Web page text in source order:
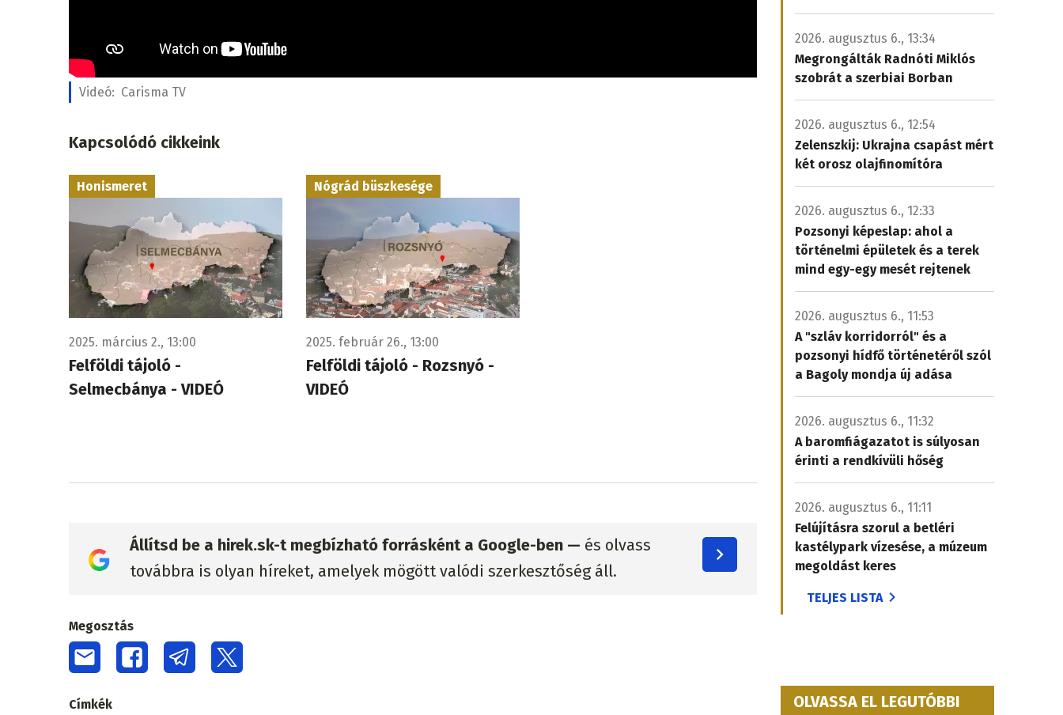
Videó: Carisma TV
Kapcsolódó cikkeink
Honismeret
2025. március 2., 13:00
Felföldi tájoló -
Selmecbánya - VIDEÓ
Nógrád büszkesége
2025. február 26., 13:00
Felföldi tájoló - Rozsnyó -
VIDEÓ
Állítsd be a hirek.sk-t megbízható forrásként a Google-ben — és olvass
továbbra is olyan híreket, amelyek mögött valódi szerkesztőség áll.
Megosztás
Címkék
2026. augusztus 6., 13:34
Megrongálták Radnóti Miklós
szobrát a szerbiai Borban
2026. augusztus 6., 12:54
Zelenszkij: Ukrajna csapást mért
két orosz olajfinomítóra
2026. augusztus 6., 12:33
Pozsonyi képeslap: ahol a
történelmi épületek és a terek
mind egy-egy mesét rejtenek
2026. augusztus 6., 11:53
A "szláv korridorról" és a
pozsonyi hídfő történetéről szól
a Bagoly mondja új adása
2026. augusztus 6., 11:32
A baromfiágazatot is súlyosan
érinti a rendkívüli hőség
2026. augusztus 6., 11:11
Felújításra szorul a betléri
kastélypark vízesése, a múzeum
megoldást keres
TELJES LISTA
OLVASSA EL LEGUTÓBBI